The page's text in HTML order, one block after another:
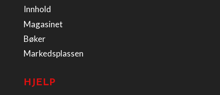
Innhold
Magasinet
Bøker
Markedsplassen
HJELP